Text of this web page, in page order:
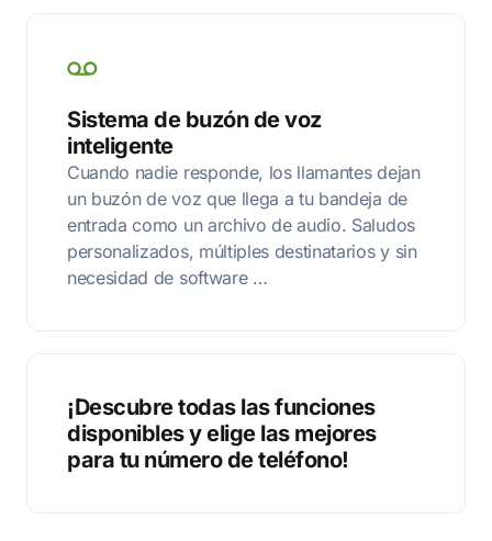
Sistema de buzón de voz
inteligente
Cuando nadie responde, los llamantes dejan
un buzón de voz que llega a tu bandeja de
entrada como un archivo de audio. Saludos
personalizados, múltiples destinatarios y sin
necesidad de software …
¡Descubre todas las funciones
disponibles y elige las mejores
para tu número de teléfono!